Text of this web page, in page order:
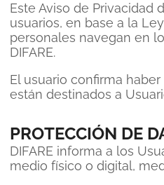
Este Aviso de Privacidad
usuarios, en base a la
personales navegan en
DIFARE.
El usuario confirma
están destinados a
PROTECCIÓN DE
DIFARE informa a los
medio físico o digital,